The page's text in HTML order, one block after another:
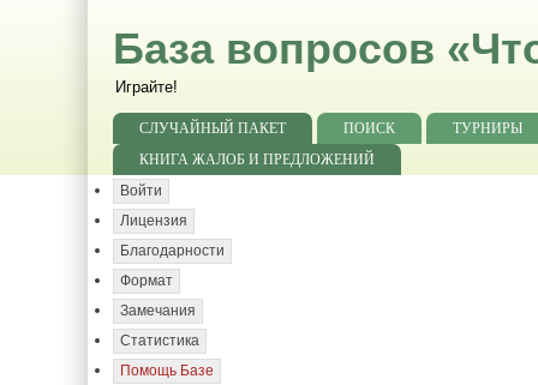
База вопросов
Играйте!
СЛУЧАЙНЫЙ ПАКЕТ ПОИСК
ТУРНИРЫ
КНИГА ЖАЛОБ И ПРЕДЛОЖЕНИЙ
Войти
Лицензия
Благодарности
Формат
Замечания
Статистика
Помощь Базе